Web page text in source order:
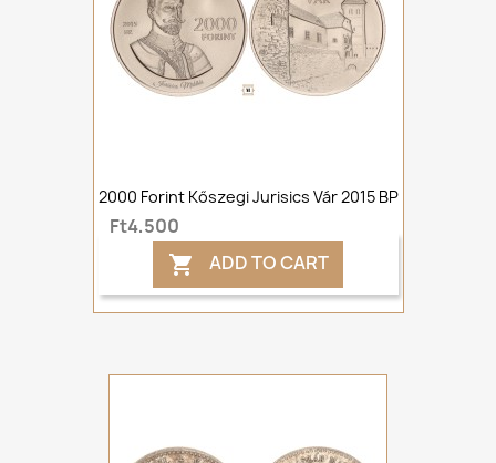
2000 Forint Kőszegi Jurisics Vár 2015 BP
Ft4,500
 ADD TO CART